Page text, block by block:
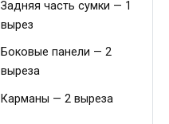
Задняя часть сумки — 1
вырез
Боковые панели — 2
выреза
Карманы — 2 выреза